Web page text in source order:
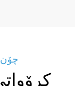
چۆن